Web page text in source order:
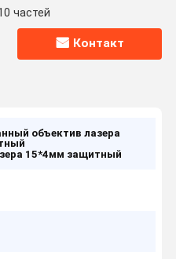
частей
Контакт
объектив лазера
15*4мм защитный